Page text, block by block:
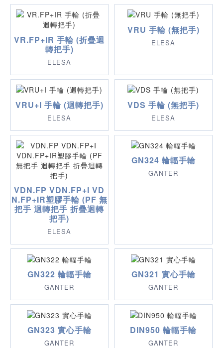
VR.FP+IR 手輪 (折疊迴
轉把手)
ELESA
VRU 手輪 (無把手)
ELESA
VRU+I 手輪 (迴轉把手)
ELESA
VDS 手輪 (無把手)
ELESA
VDN.F​​P VDN.FP+I VD
N.FP+IR塑膠手輪 (PF 無
把手 迴轉把手 折疊迴轉
把手)
ELESA
GN324 輪輻手輪
GANTER
GN322 輪輻手輪
GANTER
GN321 實心手輪
GANTER
GN323 實心手輪
GANTER
DIN950 輪輻手輪
GANTER